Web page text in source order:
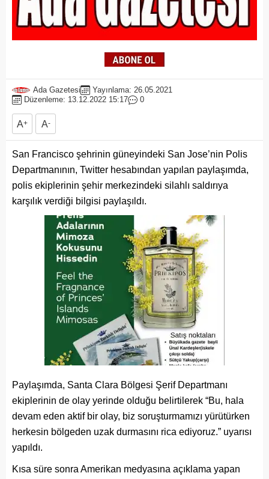
Ada Gazetesi
Yayınlama: 26.05.2021
Düzenleme: 13.12.2022 15:17
0
A+ A-
San Francisco şehrinin güneyindeki San Jose’nin Polis
Departmanının, Twitter hesabından yapılan paylaşımda,
polis ekiplerinin şehir merkezindeki silahlı saldırıya
karşılık verdiği bilgisi paylaşıldı.
Paylaşımda, Santa Clara Bölgesi Şerif Departmanı
ekiplerinin de olay yerinde olduğu belirtilerek “Bu, hala
devam eden aktif bir olay, biz soruşturmamızı yürütürken
herkesin bölgeden uzak durmasını rica ediyoruz.” uyarısı
yapıldı.
Kısa süre sonra Amerikan medyasına açıklama yapan